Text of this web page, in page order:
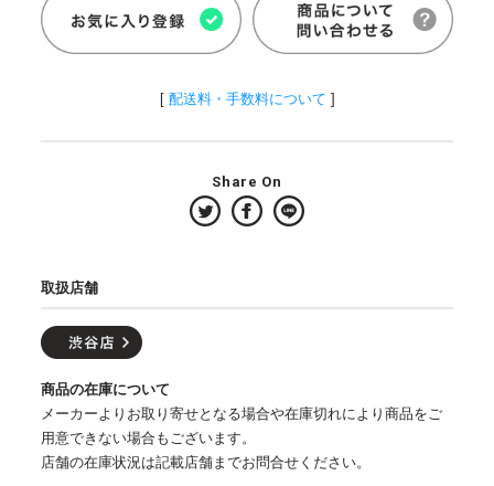
[ 配送料・手数料について ]
Share On
取扱店舗
商品の在庫について
メーカーよりお取り寄せとなる場合や在庫切れにより商品をご
用意できない場合もございます。
店舗の在庫状況は記載店舗までお問合せください。